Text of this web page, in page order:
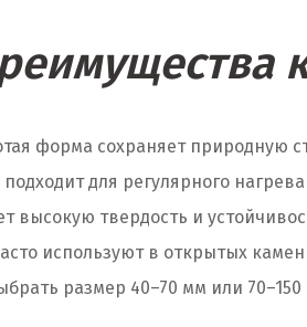
форма сохраняет природную
для регулярного
высокую твердость и
используют в открытых
размер 40–70 мм или